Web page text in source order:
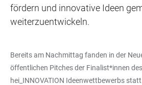
fördern und innovative Ideen
weiterzuentwickeln.
Bereits am Nachmittag fanden in der
öffentlichen Pitches der Finalist*innen
hei_INNOVATION Ideenwettbewerbs